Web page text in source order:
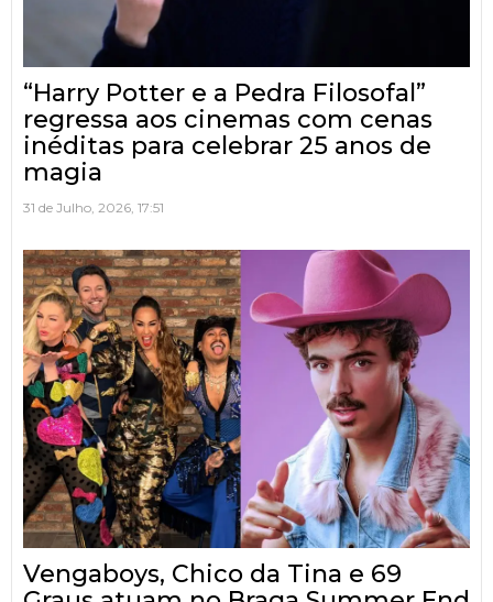
“Harry Potter e a Pedra Filosofal”
regressa aos cinemas com cenas
inéditas para celebrar 25 anos de
magia
31 de Julho, 2026, 17:51
Vengaboys, Chico da Tina e 69